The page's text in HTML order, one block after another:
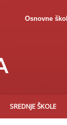
Osnovne
SREDNJE ŠKOLE